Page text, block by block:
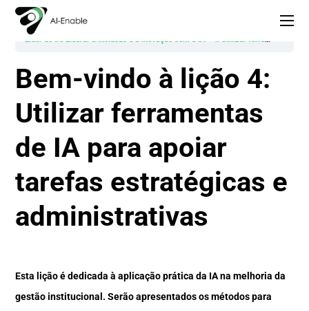
Líder de IA: Liderar a inclusão e a inovação com a IA 4. Utilizar ferramentas de IA para apoiar tarefas estratégicas e administrativas
Bem-vindo à lição 4:
Utilizar ferramentas
de IA para apoiar
tarefas estratégicas e
administrativas
Esta lição é dedicada à aplicação prática da IA na melhoria da
gestão institucional. Serão apresentados os métodos para